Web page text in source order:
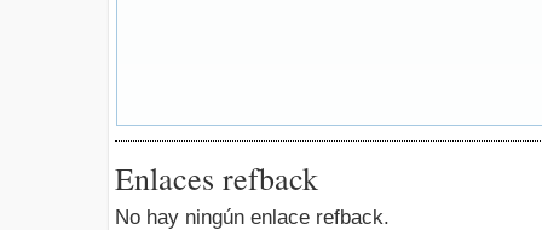
Enlaces refback
No hay ningún enlace refback.